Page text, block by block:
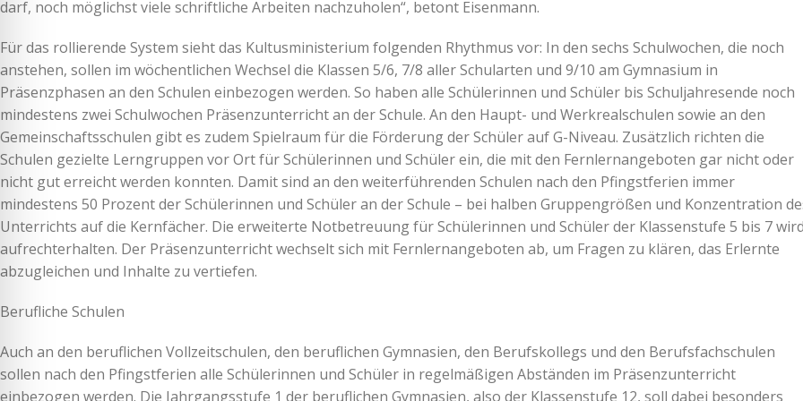
darf, noch möglichst viele schriftliche Arbeiten nachzuholen“, betont Eisenmann.
Für das rollierende System sieht das Kultusministerium folgenden Rhythmus vor: In den sechs Schulwochen, die noch
anstehen, sollen im wöchentlichen Wechsel die Klassen 5/6, 7/8 aller Schularten und 9/10 am Gymnasium in
Präsenzphasen an den Schulen einbezogen werden. So haben alle Schülerinnen und Schüler bis Schuljahresende noch
mindestens zwei Schulwochen Präsenzunterricht an der Schule. An den Haupt- und Werkrealschulen sowie an den
Gemeinschaftsschulen gibt es zudem Spielraum für die Förderung der Schüler auf G-Niveau. Zusätzlich richten die
Schulen gezielte Lerngruppen vor Ort für Schülerinnen und Schüler ein, die mit den Fernlernangeboten gar nicht oder
nicht gut erreicht werden konnten. Damit sind an den weiterführenden Schulen nach den Pfingstferien immer
mindestens 50 Prozent der Schülerinnen und Schüler an der Schule – bei halben Gruppengrößen und Konzentration
Unterrichts auf die Kernfächer. Die erweiterte Notbetreuung für Schülerinnen und Schüler der Klassenstufe 5 bis 7
aufrechterhalten. Der Präsenzunterricht wechselt sich mit Fernlernangeboten ab, um Fragen zu klären, das Erlernte
abzugleichen und Inhalte zu vertiefen.
Berufliche Schulen
Auch an den beruflichen Vollzeitschulen, den beruflichen Gymnasien, den Berufskollegs und den Berufsfachschulen
sollen nach den Pfingstferien alle Schülerinnen und Schüler in regelmäßigen Abständen im Präsenzunterricht
einbezogen werden. Die Jahrgangsstufe 1 der beruflichen Gymnasien, also der Klassenstufe 12, soll dabei besonders